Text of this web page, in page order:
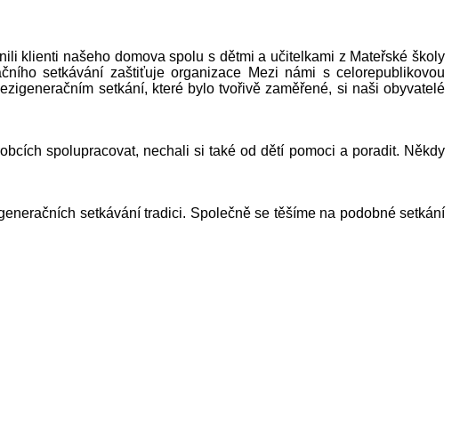
klienti našeho domova spolu s dětmi a učitelkami z Mateřské školy
setkávání zaštiťuje organizace Mezi námi s celorepublikovou
setkání, které bylo tvořivě zaměřené, si naši obyvatelé
spolupracovat, nechali si také od dětí pomoci a poradit. Někdy
setkávání tradici. Společně se těšíme na podobné setkání